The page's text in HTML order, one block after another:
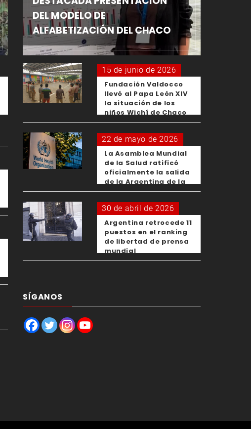
DEL MODELO DE
ALFABETIZACIÓN DEL CHACO
15 de junio de 2026
Fundación Valdocco
llevó al Papa León XIV
la situación de los
niños Wichí de Chaco
22 de mayo de 2026
La Asamblea Mundial
de la Salud ratificó
oficialmente la salida
de la Argentina de la
OMS
30 de abril de 2026
Argentina retrocede 11
puestos en el ranking
de libertad de prensa
mundial
SÍGANOS